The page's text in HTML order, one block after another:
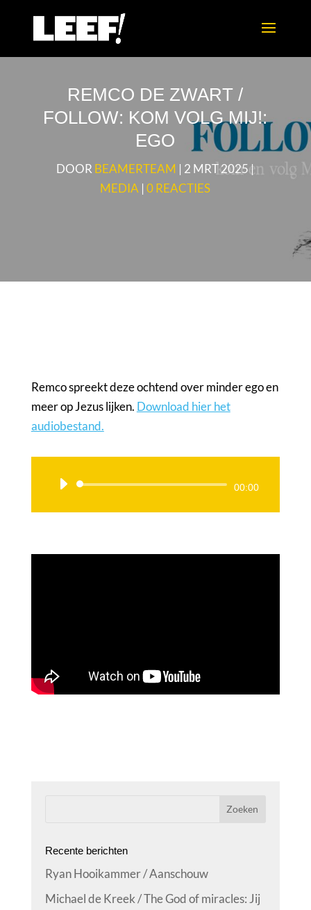
REMCO DE ZWART /
FOLLOW: KOM VOLG MIJ!:
EGO
DOOR BEAMERTEAM | 2 MRT 2025|
MEDIA |0 REACTIES
Remco spreekt deze ochtend over minder ego en
meer op Jezus lijken. Download hier het
audiobestand.
Audiospeler 00:00
Recente berichten
Ryan Hooikammer / Aanschouw
Michael de Kreek / The God of miracles: Jij